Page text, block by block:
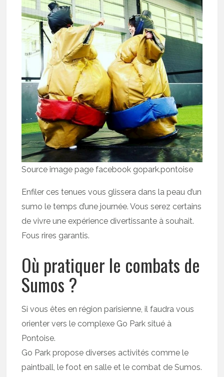
Source image page facebook gopark.pontoise
Enfiler ces tenues vous glissera dans la peau d’un
sumo le temps d’une journée. Vous serez certains
de vivre une expérience divertissante à souhait.
Fous rires garantis.
Où pratiquer le combats de
Sumos ?
Si vous êtes en région parisienne, il faudra vous
orienter vers le complexe Go Park situé à
Pontoise.
Go Park propose diverses activités comme le
paintball, le foot en salle et le combat de Sumos.